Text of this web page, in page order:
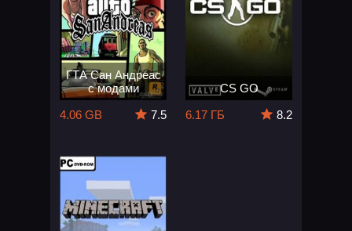
ГТА Сан Андреас
с модами
4.06 GB
7.5
CS GO
6.17 ГБ
8.2